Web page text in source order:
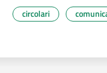
circolari